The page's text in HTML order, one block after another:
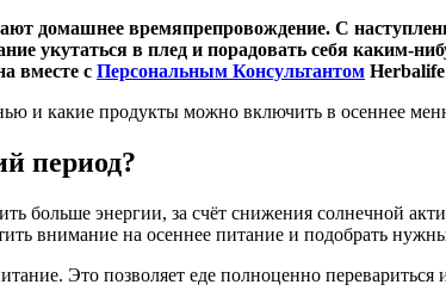
домашнее времяпрепровождение. С
укутаться в плед и порадовать себя
вместе с Персональным Консультантом
и какие продукты можно включить в осеннее
период?
больше энергии, за счёт снижения солнечной
внимание на осеннее питание и подобрать
Это позволяет еде полноценно перевариться